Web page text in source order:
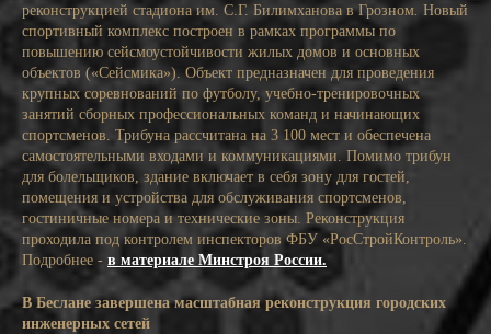
реконструкцией стадиона им. С.Г. Билимханова в Грозном. Новый
спортивный комплекс построен в рамках программы по
повышению сейсмоустойчивости жилых домов и основных
объектов («Сейсмика»). Объект предназначен для проведения
крупных соревнований по футболу, учебно-тренировочных
занятий сборных профессиональных команд и начинающих
спортсменов. Трибуна рассчитана на 3 100 мест и обеспечена
самостоятельными входами и коммуникациями. Помимо трибун
для болельщиков, здание включает в себя зону для гостей,
помещения и устройства для обслуживания спортсменов,
гостиничные номера и технические зоны. Реконструкция
проходила под контролем инспекторов ФБУ «РосСтройКонтроль».
Подробнее - в материале Минстроя России.
В Беслане завершена масштабная реконструкция городских
инженерных сетей